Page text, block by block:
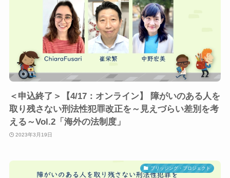
＜申込終了＞【4/17：オンライン】 障がいのある人を
取り残さない刑法性犯罪改正を～見えづらい差別を考
える～Vol.2「海外の法制度」
2023年3月19日
ブリッジング・プロジェクト